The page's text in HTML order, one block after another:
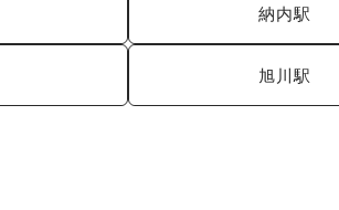
納内駅
旭川駅